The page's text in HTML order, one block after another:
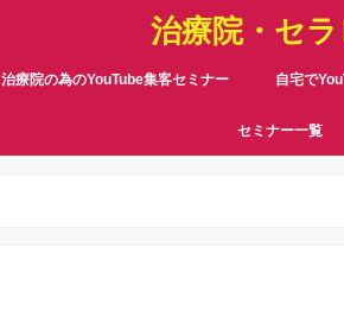
治療院・セ
治療院の為のYouTube集客セミナー 自宅で
セミナー一覧